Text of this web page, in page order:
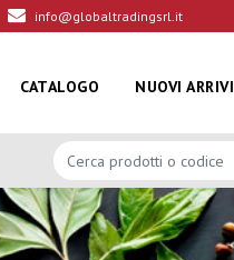
info@globaltradingsrl.it
CATALOGO NUOVI ARRIVI